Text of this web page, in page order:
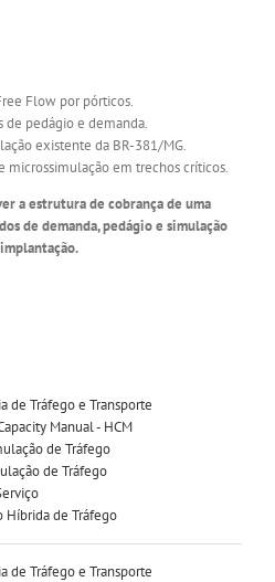
Flow por pórticos.
de pedágio e demanda.
existente da BR-381/MG.
microssimulação em trechos críticos.
a estrutura de cobrança de uma
de demanda, pedágio e simulação
de Tráfego e Transporte
Manual - HCM
de Tráfego
de Tráfego
Híbrida de Tráfego
de Tráfego e Transporte